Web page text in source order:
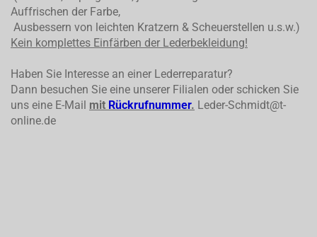
Auffrischen der Farbe,
Ausbessern von leichten Kratzern & Scheuerstellen u.s.w.)
Kein komplettes Einfärben der Lederbekleidung!
Haben Sie Interesse an einer Lederreparatur?
Dann besuchen Sie eine unserer Filialen oder schicken Sie
uns eine E-Mail mit Rückrufnummer. Leder-Schmidt@t-
online.de